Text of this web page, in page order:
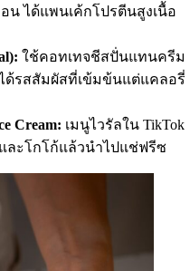
น ได้แพนเค้กโปรตีนสูงเนื้อ
ใช้คอทเทจชีสปั่นแทนครีม
ด้รสสัมผัสที่เข้มข้นแต่แคลอรี่
Cream: เมนูไวรัลใน TikTok
ละโกโก้แล้วนำไปแช่ฟรีซ